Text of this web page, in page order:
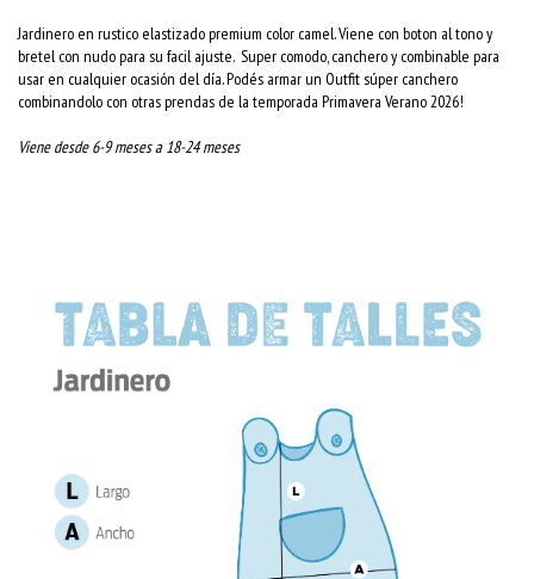
Jardinero en rustico elastizado premium color camel. Viene con boton al tono y
bretel con nudo para su facil ajuste. Super comodo, canchero y combinable para
usar en cualquier ocasión del día. Podés armar un Outfit súper canchero
combinandolo con otras prendas de la temporada Primavera Verano 2026!
Viene desde 6-9 meses a 18-24 meses